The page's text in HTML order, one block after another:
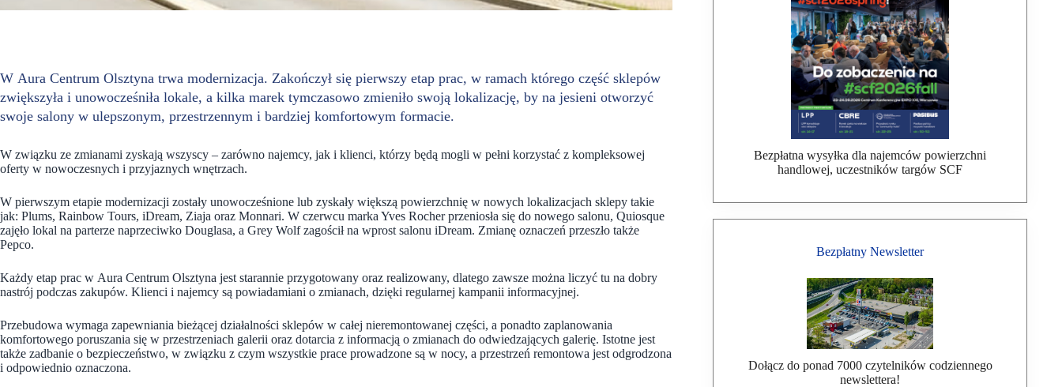
W Aura Centrum Olsztyna trwa modernizacja. Zakończył się pierwszy etap prac, w ramach którego część sklepów
zwiększyła i unowocześniła lokale, a kilka marek tymczasowo zmieniło swoją lokalizację, by na jesieni otworzyć
swoje salony w ulepszonym, przestrzennym i bardziej komfortowym formacie.
W związku ze zmianami zyskają wszyscy – zarówno najemcy, jak i klienci, którzy będą mogli w pełni korzystać z kompleksowej
oferty w nowoczesnych i przyjaznych wnętrzach.
W pierwszym etapie modernizacji zostały unowocześnione lub zyskały większą powierzchnię w nowych lokalizacjach sklepy takie
jak: Plums, Rainbow Tours, iDream, Ziaja oraz Monnari. W czerwcu marka Yves Rocher przeniosła się do nowego salonu, Quiosque
zajęło lokal na parterze naprzeciwko Douglasa, a Grey Wolf zagościł na wprost salonu iDream. Zmianę oznaczeń przeszło także
Pepco.
Każdy etap prac w Aura Centrum Olsztyna jest starannie przygotowany oraz realizowany, dlatego zawsze można liczyć tu na dobry
nastrój podczas zakupów. Klienci i najemcy są powiadamiani o zmianach, dzięki regularnej kampanii informacyjnej.
Przebudowa wymaga zapewniania bieżącej działalności sklepów w całej nieremontowanej części, a ponadto zaplanowania
komfortowego poruszania się w przestrzeniach galerii oraz dotarcia z informacją o zmianach do odwiedzających galerię. Istotne jest
także zadbanie o bezpieczeństwo, w związku z czym wszystkie prace prowadzone są w nocy, a przestrzeń remontowa jest odgrodzona
i odpowiednio oznaczona.
Bezpłatna wysyłka dla najemców powierzchni
handlowej, uczestników targów SCF
Bezpłatny Newsletter
Dołącz do ponad 7000 czytelników codziennego
newslettera!